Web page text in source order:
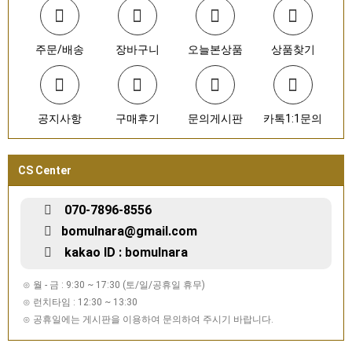
주문/배송 장바구니 오늘본상품 상품찾기
공지사항 구매후기 문의게시판 카톡1:1문의
CS Center
070-7896-8556
bomulnara@gmail.com
kakao ID : bomulnara
⊙ 월 - 금 : 9:30 ~ 17:30 (토/일/공휴일 휴무)
⊙ 런치타임 : 12:30 ~ 13:30
⊙ 공휴일에는 게시판을 이용하여 문의하여 주시기 바랍니다.